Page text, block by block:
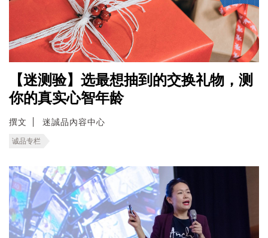
【迷测验】选最想抽到的交换礼物，测
你的真实心智年龄
撰文 迷誠品內容中心
诚品专栏